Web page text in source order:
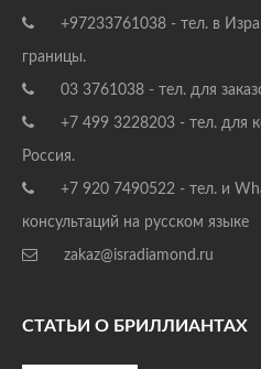
+97233761038 - тел. в
границы.
03 3761038 - тел. для
+7 499 3228203 - тел. для
Россия.
+7 920 7490522 - тел. и
консультаций на русском языке
zakaz@isradiamond.ru
СТАТЬИ О БРИЛЛИАНТАХ